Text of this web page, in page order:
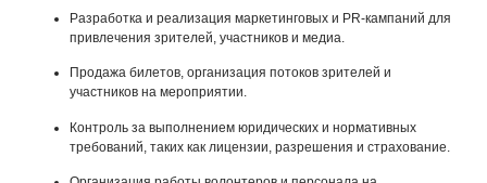
Разработка и реализация маркетинговых и PR-кампаний для
привлечения зрителей, участников и медиа.
Продажа билетов, организация потоков зрителей и
участников на мероприятии.
Контроль за выполнением юридических и нормативных
требований, таких как лицензии, разрешения и страхование.